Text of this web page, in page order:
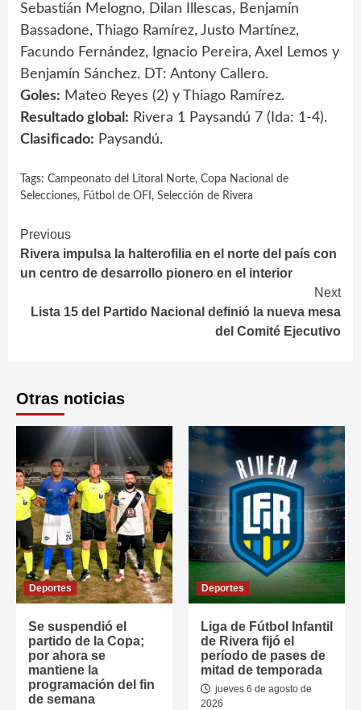
Sebastián Melogno, Dilan Illescas, Benjamín
Bassadone, Thiago Ramírez, Justo Martínez,
Facundo Fernández, Ignacio Pereira, Axel Lemos y
Benjamín Sánchez. DT: Antony Callero.
Goles: Mateo Reyes (2) y Thiago Ramírez.
Resultado global: Rivera 1 Paysandú 7 (Ida: 1-4).
Clasificado: Paysandú.
Tags: Campeonato del Litoral Norte, Copa Nacional de
Selecciones, Fútbol de OFI , Selección de Rivera
Continue
Reading
Previous
Rivera impulsa la halterofilia en el norte del país con
un centro de desarrollo pionero en el interior
Next
Lista 15 del Partido Nacional definió la nueva mesa
del Comité Ejecutivo
Otras noticias
Deportes
Se suspendió el
partido de la Copa;
por ahora se
mantiene la
programación del fin
de semana
Deportes
Liga de Fútbol Infantil
de Rivera fijó el
período de pases de
mitad de temporada
jueves 6 de agosto de
2026